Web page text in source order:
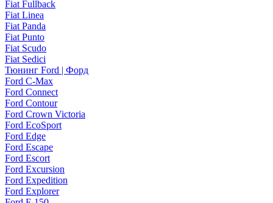
Fiat Fullback
Fiat Linea
Fiat Panda
Fiat Punto
Fiat Scudo
Fiat Sedici
Тюнинг Ford | Форд
Ford C-Max
Ford Connect
Ford Contour
Ford Crown Victoria
Ford EcoSport
Ford Edge
Ford Escape
Ford Escort
Ford Excursion
Ford Expedition
Ford Explorer